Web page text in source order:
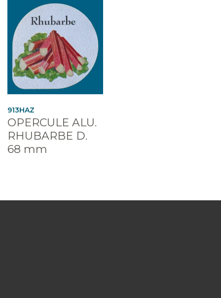
913HAZ
OPERCULE ALU.
RHUBARBE D.
68 mm